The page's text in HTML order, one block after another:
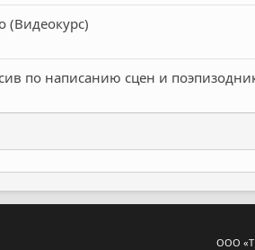
(Видеокурс)
по написанию сцен и
ООО